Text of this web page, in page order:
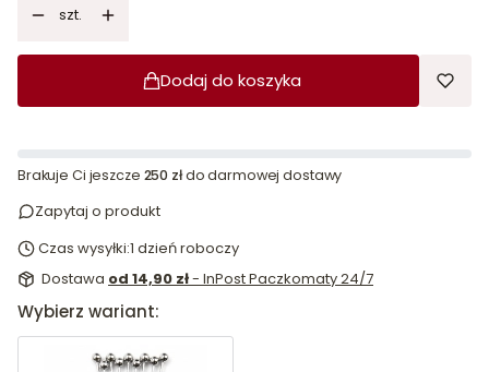
szt.
Dodaj do koszyka
Brakuje Ci jeszcze 250 złdo darmowej dostawy
Zapytaj o produkt
Czas wysyłki:1 dzień roboczy
Dostawa od 14,90 zł- InPost Paczkomaty 24/7
Wybierz wariant: